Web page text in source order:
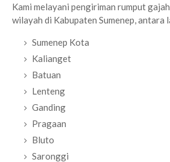
Kami melayani pengiriman rumput
wilayah di Kabupaten Sumenep, antara
Sumenep Kota
Kalianget
Batuan
Lenteng
Ganding
Pragaan
Bluto
Saronggi